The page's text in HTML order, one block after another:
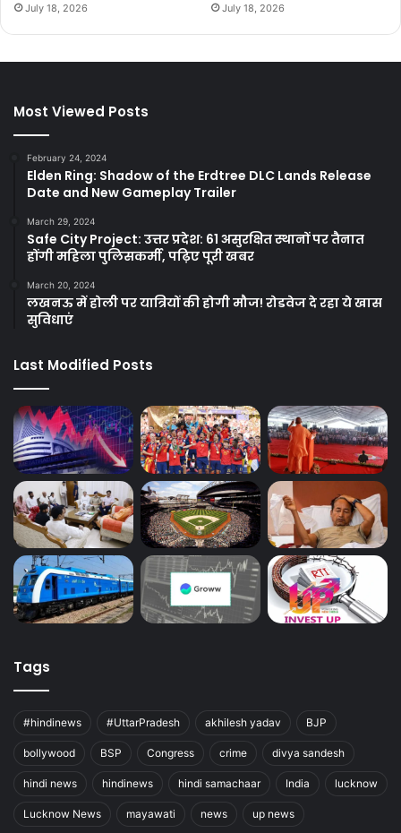
July 18, 2026 July 18, 2026
Most Viewed Posts
February 24, 2024
Elden Ring: Shadow of the Erdtree DLC Lands Release
Date and New Gameplay Trailer
March 29, 2024
Safe City Project: उत्तर प्रदेश: 61 असुरक्षित स्थानों पर तैनात
होंगी महिला पुलिसकर्मी, पढ़िए पूरी खबर
March 20, 2024
लखनऊ में होली पर यात्रियों की होगी मौज! रोडवेज दे रहा ये खास
सुविधाएं
Last Modified Posts
Tags
#hindinews #UttarPradesh akhilesh yadav BJP
bollywood BSP Congress crime divya sandesh
hindi news hindinews hindi samachaar India lucknow
Lucknow News mayawati news up news